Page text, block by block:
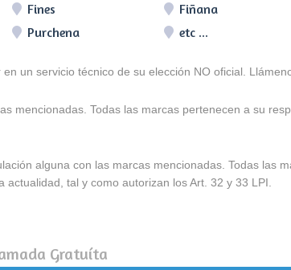
Fines
Fiñana
Purchena etc ...
un servicio técnico de su elección NO oficial.
mencionadas. Todas las marcas pertenecen a su
alguna con las marcas mencionadas. Todas las
tal y como autorizan los Art. 32 y 33 LPI.
Gratuíta